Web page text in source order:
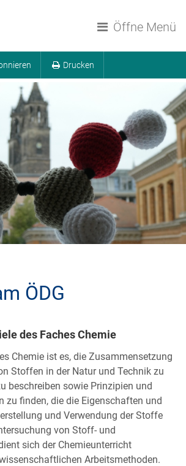
Öffne Menü
Drucken
ÖDG
des Faches Chemie
Chemie ist es, die Zusammensetzung
Stoffen in der Natur und Technik zu
beschreiben sowie Prinzipien und
zu finden, die die Eigenschaften und
und Verwendung der Stoffe
von Stoff- und
sich der Chemieunterricht
Arbeitsmethoden.